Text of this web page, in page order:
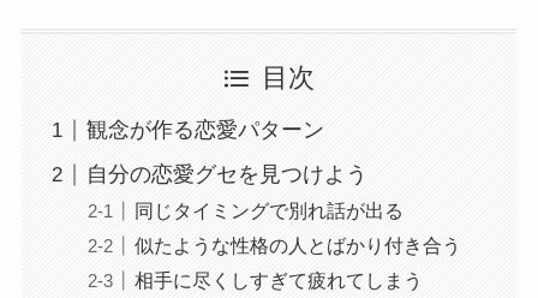
目次
観念が作る恋愛パターン
自分の恋愛グセを見つけよう
同じタイミングで別れ話が出る
似たような性格の人とばかり付き合う
相手に尽くしすぎて疲れてしまう